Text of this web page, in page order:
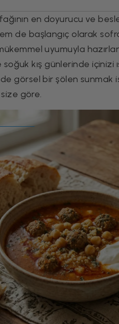
en doyurucu ve
de başlangıç olarak
uyumuyla
kış günlerinde içinizi
görsel bir şölen sunmak
göre.